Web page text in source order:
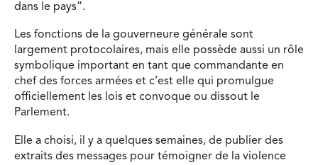
dans le pays”.
Les fonctions de la gouverneure générale sont
largement protocolaires, mais elle possède aussi un rôle
symbolique important en tant que commandante en
chef des forces armées et c’est elle qui promulgue
officiellement les lois et convoque ou dissout le
Parlement.
Elle a choisi, il y a quelques semaines, de publier des
extraits des messages pour témoigner de la violence